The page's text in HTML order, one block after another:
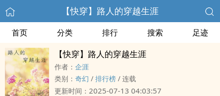
【快穿】路人的穿越生涯
首页 分类 排行 搜索 足迹
【快穿】路人的穿越生涯
作者： 企涯
类别： 奇幻 / 排行榜 / 连载
更新时间： 2025-07-13 04:03:57